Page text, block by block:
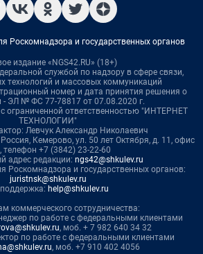
Роскомнадзора и государственных органов
издание «NGS42.RU» (18+)
службой по надзору в сфере связи,
технологий и массовых коммуникаций
номер и дата принятия решения о
- ЭЛ № ФС 77-78817 от 07.08.2020 г.
ограниченной ответственностью "ИНТЕРНЕТ
ТЕХНОЛОГИИ"
Левчук Александр Николаевич
Кемерово, ул. 50 лет Октября, д. 11, офис
телефон +7 (3842) 23-22-60
адрес редакции: ngs42@shkulev.ru
Роскомнадзора и государственных органов:
juristnsk@shkulev.ru
help@shkulev.ru
коммерческого сотрудничества:
по работе с федеральными клиентами
, моб. + 7 982 640 34 32
по работе с федеральными клиентами
, моб. +7 910 402 4056